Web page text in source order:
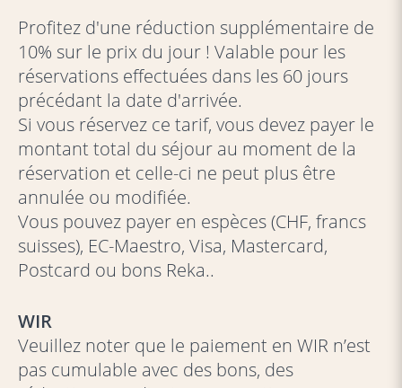
Profitez d'une réduction supplémentaire de
10% sur le prix du jour ! Valable pour les
réservations effectuées dans les 60 jours
précédant la date d'arrivée.
Si vous réservez ce tarif, vous devez payer le
montant total du séjour au moment de la
réservation et celle-ci ne peut plus être
annulée ou modifiée.
Vous pouvez payer en espèces (CHF, francs
suisses), EC-Maestro, Visa, Mastercard,
Postcard ou bons Reka..
WIR
Veuillez noter que le paiement en WIR n’est
pas cumulable avec des bons, des